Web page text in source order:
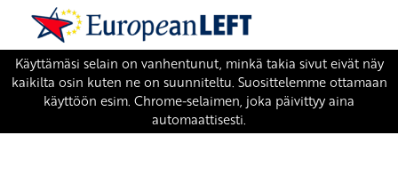
SKP on Euroopan Vasemmistopuolueen jäsen.
european-left.org
european-left.org/manifesto/